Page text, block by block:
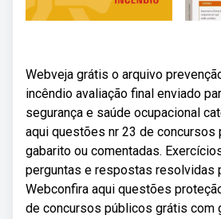
Webveja grátis o arquivo
incêndio avaliação final enviado
segurança e saúde ocupacional
aqui questões nr 23 de
gabarito ou comentadas.
perguntas e respostas resolvidas
Webconfira aqui questões
de concursos públicos grátis com